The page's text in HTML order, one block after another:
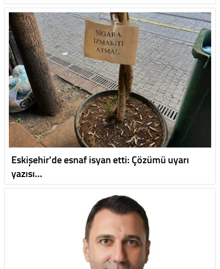
Eskişehir'de esnaf isyan etti: Çözümü uyarı
yazısı…